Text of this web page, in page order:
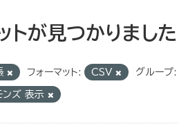
トが見つかりました
フォーマット: CSV グループ:
ンズ 表示